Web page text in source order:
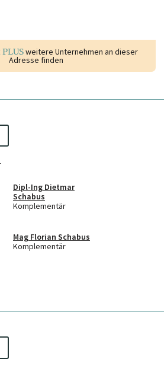
weitere Unternehmen an dieser
Adresse finden
Dipl-Ing Dietmar
Schabus
Komplementär
Mag Florian Schabus
Komplementär